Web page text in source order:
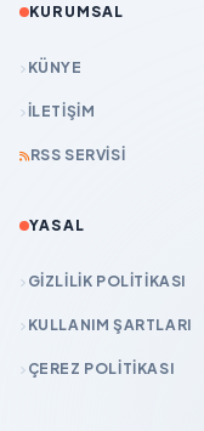
KURUMSAL
KÜNYE
İLETIŞIM
RSS SERVISI
YASAL
GIZLILIK POLITIKASI
KULLANIM ŞARTLARI
ÇEREZ POLITIKASI